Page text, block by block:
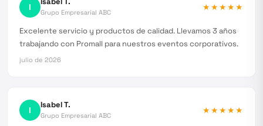
I
Grupo Empresarial ABC
★★★★★
Excelente servicio y productos de calidad. Llevamos 3 años
trabajando con Promall para nuestros eventos corporativos.
julio de 2026
I Isabel T.
Grupo Empresarial ABC
★★★★★